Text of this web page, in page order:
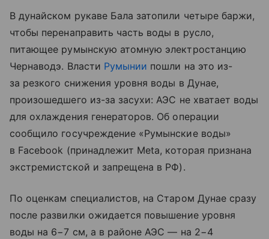
В дунайском рукаве Бала затопили четыре баржи,
чтобы перенаправить часть воды в русло,
питающее румынскую атомную электростанцию
Чернаводэ. Власти Румынии пошли на это из-
за резкого снижения уровня воды в Дунае,
произошедшего из-за засухи: АЭС не хватает воды
для охлаждения генераторов. Об операции
сообщило госучреждение «Румынские воды»
в Facebook (принадлежит Meta, которая признана
экстремистской и запрещена в РФ).
По оценкам специалистов, на Старом Дунае сразу
после развилки ожидается повышение уровня
воды на 6−7 см, а в районе АЭС — на 2−4